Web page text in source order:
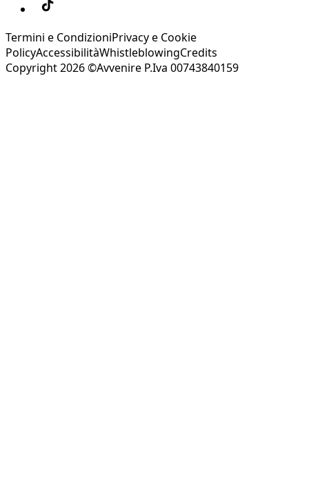
Termini e CondizioniPrivacy e Cookie
PolicyAccessibilitàWhistleblowingCredits
Copyright 2026 ©Avvenire P.Iva 00743840159